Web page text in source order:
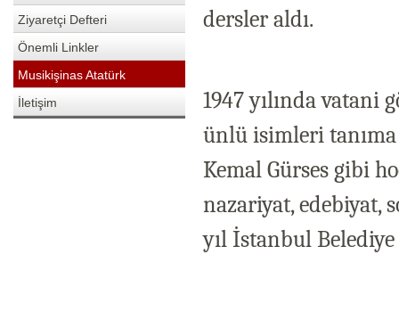
Ziyaretçi Defteri
Önemli Linkler
Musikişinas Atatürk
İletişim
dersler aldı.
1947 yılında
ünlü isimleri
Kemal Gürses gibi
nazariyat, edebiyat,
yıl İstanbul